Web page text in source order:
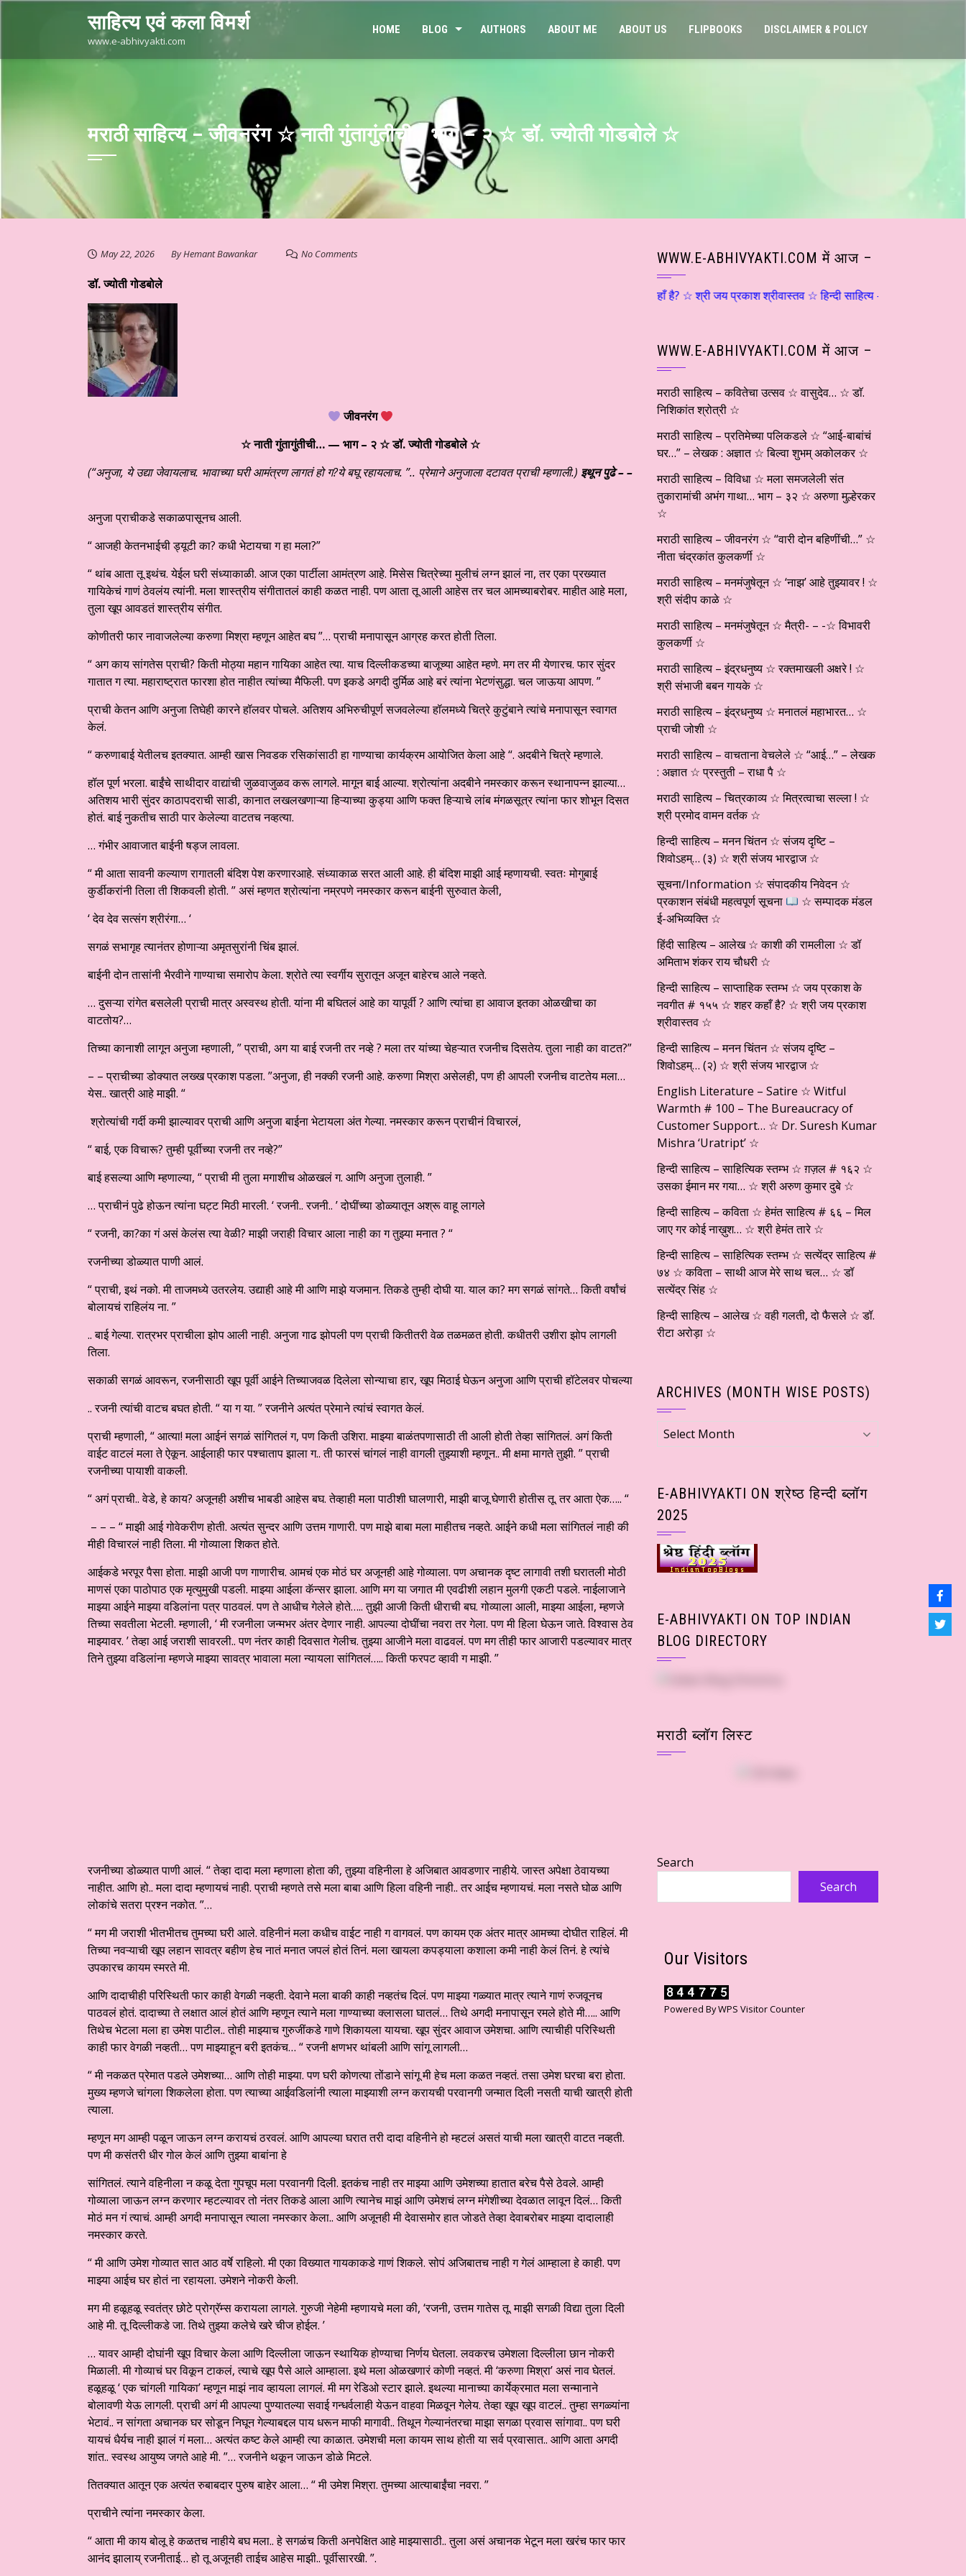
साहित्य एवं कला विमर्श
www.e-abhivyakti.com
HOME BLOG AUTHORS ABOUT ME ABOUT US FLIPBOOKS DISCLAIMER & POLICY
मराठी साहित्य – जीवनरंग ☆ नाती गुंतागुंतीची… भाग – २ ☆ डॉ. ज्योती गोडबोले ☆
May 22, 2026 ByHemant Bawankar No Comments
डॉ. ज्योती गोडबोले
जीवनरंग
☆ नाती गुंतागुंतीची… — भाग – २ ☆ डॉ. ज्योती गोडबोले☆
(“अनुजा, ये उद्या जेवायलाच. भावाच्या घरी आमंत्रण लागतं हो ग?ये बघू रहायलाच. ”.. प्रेमाने अनुजाला दटावत प्राची म्हणाली.) इथून पुढे – –
अनुजा प्राचीकडे सकाळपासूनच आली.
“ आजही केतनभाईची ड्यूटी का? कधी भेटायचा ग हा मला?”
“ थांब आता तू इथंच. येईल घरी संध्याकाळी. आज एका पार्टीला आमंत्रण आहे. मिसेस चित्रेच्या मुलीचं लग्न झालं ना, तर एका प्रख्यात
गायिकेचं गाणं ठेवलंय त्यांनी. मला शास्त्रीय संगीतातलं काही कळत नाही. पण आता तू आली आहेस तर चल आमच्याबरोबर. माहीत आहे मला,
तुला खूप आवडतं शास्त्रीय संगीत.
कोणीतरी फार नावाजलेल्या करुणा मिश्रा म्हणून आहेत बघ ”… प्राची मनापासून आग्रह करत होती तिला.
“ अग काय सांगतेस प्राची? किती मोठ्या महान गायिका आहेत त्या. याच दिल्लीकडच्या बाजूच्या आहेत म्हणे. मग तर मी येणारच. फार सुंदर
गातात ग त्या. महाराष्ट्रात फारशा होत नाहीत त्यांच्या मैफिली. पण इकडे अगदी दुर्मिळ आहे बरं त्यांना भेटणंसुद्धा. चल जाऊया आपण. ”
प्राची केतन आणि अनुजा तिघेही कारने हॉलवर पोचले. अतिशय अभिरुचीपूर्ण सजवलेल्या हॉलमध्ये चित्रे कुटुंबाने त्यांचे मनापासून स्वागत
केलं.
“ करुणाबाई येतीलच इतक्यात. आम्ही खास निवडक रसिकांसाठी हा गाण्याचा कार्यक्रम आयोजित केला आहे “. अदबीने चित्रे म्हणाले.
हॉल पूर्ण भरला. बाईंचे साथीदार वाद्यांची जुळवाजुळव करू लागले. मागून बाई आल्या. श्रोत्यांना अदबीने नमस्कार करून स्थानापन्न झाल्या…
अतिशय भारी सुंदर काठापदराची साडी, कानात लखलखणाऱ्या हिऱ्याच्या कुड्या आणि फक्त हिऱ्याचे लांब मंगळसूत्र त्यांना फार शोभून दिसत
होतं. बाई नुकतीच साठी पार केलेल्या वाटतच नव्हत्या.
… गंभीर आवाजात बाईनी षड्ज लावला.
“ मी आता सावनी कल्याण रागातली बंदिश पेश करणारआहे. संध्याकाळ सरत आली आहे. ही बंदिश माझी आई म्हणायची. स्वतः मोगुबाई
कुर्डीकरांनी तिला ती शिकवली होती. ” असं म्हणत श्रोत्यांना नम्रपणे नमस्कार करून बाईनी सुरुवात केली,
‘ देव देव सत्संग श्रीरंगा… ‘
सगळं सभागृह त्यानंतर होणाऱ्या अमृतसुरांनी चिंब झालं.
बाईनी दोन तासांनी भैरवीने गाण्याचा समारोप केला. श्रोते त्या स्वर्गीय सुरातून अजून बाहेरच आले नव्हते.
… दुसऱ्या रांगेत बसलेली प्राची मात्र अस्वस्थ होती. यांना मी बघितलं आहे का यापूर्वी ? आणि त्यांचा हा आवाज इतका ओळखीचा का
वाटतोय?…
तिच्या कानाशी लागून अनुजा म्हणाली, ” प्राची, अग या बाई रजनी तर नव्हे ? मला तर यांच्या चेहऱ्यात रजनीच दिसतेय. तुला नाही का वाटत?”
– – प्राचीच्या डोक्यात लख्ख प्रकाश पडला. ”अनुजा, ही नक्की रजनी आहे. करुणा मिश्रा असेलही, पण ही आपली रजनीच वाटतेय मला…
येस.. खात्री आहे माझी. “
श्रोत्यांची गर्दी कमी झाल्यावर प्राची आणि अनुजा बाईना भेटायला अंत गेल्या. नमस्कार करून प्राचीनं विचारलं,
“ बाई, एक विचारू? तुम्ही पूर्वीच्या रजनी तर नव्हे?”
बाई हसल्या आणि म्हणाल्या, “ प्राची मी तुला मगाशीच ओळखलं ग. आणि अनुजा तुलाही. ”
… प्राचीनं पुढे होऊन त्यांना घट्ट मिठी मारली. ‘ रजनी.. रजनी.. ’ दोघींच्या डोळ्यातून अश्रू वाहू लागले
“ रजनी, का?का गं असं केलंस त्या वेळी? माझी जराही विचार आला नाही का ग तुझ्या मनात ? “
रजनीच्या डोळ्यात पाणी आलं.
“ प्राची, इथं नको. मी ताजमध्ये उतरलेय. उद्याही आहे मी आणि माझे यजमान. तिकडे तुम्ही दोघी या. याल का? मग सगळं सांगते… किती वर्षांचं
बोलायचं राहिलंय ना. ”
.. बाई गेल्या. रात्रभर प्राचीला झोप आली नाही. अनुजा गाढ झोपली पण प्राची कितीतरी वेळ तळमळत होती. कधीतरी उशीरा झोप लागली
तिला.
सकाळी सगळं आवरून, रजनीसाठी खूप पूर्वी आईने तिच्याजवळ दिलेला सोन्याचा हार, खूप मिठाई घेऊन अनुजा आणि प्राची हॉटेलवर पोचल्या
.. रजनी त्यांची वाटच बघत होती. “ या ग या. ” रजनीने अत्यंत प्रेमाने त्यांचं स्वागत केलं.
प्राची म्हणाली, “ आत्या! मला आईनं सगळं सांगितलं ग, पण किती उशिरा. माझ्या बाळंतपणासाठी ती आली होती तेव्हा सांगितलं. अगं किती
वाईट वाटलं मला ते ऐकून. आईलाही फार पश्चाताप झाला ग.. ती फारसं चांगलं नाही वागली तुझ्याशी म्हणून.. मी क्षमा मागते तुझी. ” प्राची
रजनीच्या पायाशी वाकली.
“ अगं प्राची.. वेडे, हे काय? अजूनही अशीच भाबडी आहेस बघ. तेव्हाही मला पाठीशी घालणारी, माझी बाजू घेणारी होतीस तू. तर आता ऐक….. “
– – – “ माझी आई गोवेकरीण होती. अत्यंत सुन्दर आणि उत्तम गाणारी. पण माझे बाबा मला माहीतच नव्हते. आईने कधी मला सांगितलं नाही की
मीही विचारलं नाही तिला. मी गोव्याला शिकत होते.
आईकडे भरपूर पैसा होता. माझी आजी पण गाणारीच. आमचं एक मोठं घर अजूनही आहे गोव्याला. पण अचानक दृष्ट लागावी तशी घरातली मोठी
माणसं एका पाठोपाठ एक मृत्युमुखी पडली. माझ्या आईला कॅन्सर झाला. आणि मग या जगात मी एवढीशी लहान मुलगी एकटी पडले. नाईलाजाने
माझ्या आईने माझ्या वडिलांना पत्र पाठवलं. पण ते आधीच गेलेले होते….. तुझी आजी किती धीराची बघ. गोव्याला आली, माझ्या आईला, म्हणजे
तिच्या सवतीला भेटली. म्हणाली, ‘ मी रजनीला जन्मभर अंतर देणार नाही. आपल्या दोघींचा नवरा तर गेला. पण मी हिला घेऊन जाते. विश्वास ठेव
माझ्यावर. ’ तेव्हा आई जराशी सावरली.. पण नंतर काही दिवसात गेलीच. तुझ्या आजीने मला वाढवलं. पण मग तीही फार आजारी पडल्यावर मात्र
तिने तुझ्या वडिलांना म्हणजे माझ्या सावत्र भावाला मला न्यायला सांगितलं….. किती फरपट व्हावी ग माझी. ”
रजनीच्या डोळ्यात पाणी आलं. “ तेव्हा दादा मला म्हणाला होता की, तुझ्या वहिनीला हे अजिबात आवडणार नाहीये. जास्त अपेक्षा ठेवायच्या
नाहीत. आणि हो.. मला दादा म्हणायचं नाही. प्राची म्हणते तसे मला बाबा आणि हिला वहिनी नाही.. तर आईच म्हणायचं. मला नसते घोळ आणि
लोकांचे सतरा प्रश्न नकोत. ”…
“ मग मी जराशी भीतभीतच तुमच्या घरी आले. वहिनीनं मला कधीच वाईट नाही ग वागवलं. पण कायम एक अंतर मात्र आमच्या दोघीत राहिलं. मी
तिच्या नवऱ्याची खूप लहान सावत्र बहीण हेच नातं मनात जपलं होतं तिनं. मला खायला कपड्याला कशाला कमी नाही केलं तिनं. हे त्यांचे
उपकारच कायम स्मरते मी.
आणि दादाचीही परिस्थिती फार काही वेगळी नव्हती. देवाने मला बाकी काही नव्हतंच दिलं. पणमाझ्या गळ्यात मात्र त्याने गाणं रुजवूनच
पाठवलं होतं. दादाच्या ते लक्षात आलं होतं आणि म्हणून त्याने मला गाण्याच्या क्लासला घातलं… तिथे अगदी मनापासून रमले होते मी….. आणि
तिथेच भेटला मला हा उमेश पाटील.. तोही माझ्याच गुरुजींकडे गाणे शिकायला यायचा. खूप सुंदर आवाज उमेशचा. आणि त्याचीही परिस्थिती
काही फार वेगळी नव्हती… पण माझ्याहून बरी इतकंच… “ रजनी क्षणभर थांबली आणि सांगू लागली…
“ मी नकळत प्रेमात पडले उमेशच्या… आणि तोही माझ्या. पण घरी कोणत्या तोंडाने सांगू मी हेच मला कळत नव्हतं. तसा उमेश घरचा बरा होता.
मुख्य म्हणजे चांगला शिकलेला होता. पण त्याच्या आईवडिलांनी त्याला माझ्याशी लग्न करायची परवानगी जन्मात दिली नसती याची खात्री होती
त्याला.
म्हणून मग आम्ही पळून जाऊन लग्न करायचं ठरवलं. आणि आपल्या घरात तरी दादा वहिनीने हो म्हटलं असतं याची मला खात्री वाटत नव्हती.
पण मी कसंतरी धीर गोल केलं आणि तुझ्या बाबांना हे
सांगितलं. त्याने वहिनीला न कळू देता गुपचूप मला परवानगी दिली. इतकंच नाही तर माझ्या आणि उमेशच्या हातात बरेच पैसे ठेवले. आम्ही
गोव्याला जाऊन लग्न करणार म्हटल्यावर तो नंतर तिकडे आला आणि त्यानेच माझं आणि उमेशचं लग्न मंगेशीच्या देवळात लावून दिलं… किती
मोठं मन गं त्याचं. आम्ही अगदी मनापासून त्याला नमस्कार केला.. आणि अजूनही मी देवासमोर हात जोडते तेव्हा देवाबरोबर माझ्या दादालाही
नमस्कार करते.
“ मी आणि उमेश गोव्यात सात आठ वर्षे राहिलो. मी एका विख्यात गायकाकडे गाणं शिकले. सोपं अजिबातच नाही ग गेलं आम्हाला हे काही. पण
माझ्या आईच घर होतं ना रहायला. उमेशने नोकरी केली.
मग मी हळूहळू स्वतंत्र छोटे प्रोग्रॅम्स करायला लागले. गुरुजी नेहेमी म्हणायचे मला की, ‘रजनी, उत्तम गातेस तू. माझी सगळी विद्या तुला दिली
आहे मी. तू दिल्लीकडे जा. तिथे तुझ्या कलेचे खरे चीज होईल. ’
… यावर आम्ही दोघांनी खूप विचार केला आणि दिल्लीला जाऊन स्थायिक होण्याचा निर्णय घेतला. लवकरच उमेशला दिल्लीला छान नोकरी
मिळाली. मी गोव्याचं घर विकून टाकलं, त्याचे खूप पैसे आले आम्हाला. इथे मला ओळखणारं कोणी नव्हतं. मी ‘करुणा मिश्रा’ असं नाव घेतलं.
हळूहळू ‘ एक चांगली गायिका’ म्हणून माझं नाव व्हायला लागलं. मी मग रेडिओ स्टार झाले. इथल्या मानाच्या कार्येक्रमात मला सन्मानाने
बोलावणी येऊ लागली. प्राची अगं मी आपल्या पुण्यातल्या सवाई गन्धर्वलाही येऊन वाहवा मिळवून गेलेय. तेव्हा खूप खूप वाटलं.. तुम्हा सगळ्यांना
भेटावं.. न सांगता अचानक घर सोडून निघून गेल्याबद्दल पाय धरून माफी मागावी.. तिथून गेल्यानंतरचा माझा सगळा प्रवास सांगावा.. पण घरी
यायचं धैर्यच नाही झालं गं मला… अत्यंत कष्ट केले आम्ही त्या काळात. उमेशची मला कायम साथ होती या सर्व प्रवासात.. आणि आता अगदी
शांत.. स्वस्थ आयुष्य जगते आहे मी. ”… रजनीने थकून जाऊन डोळे मिटले.
तितक्यात आतून एक अत्यंत रुबाबदार पुरुष बाहेर आला… “ मी उमेश मिश्रा. तुमच्या आत्याबाईंचा नवरा. ”
प्राचीने त्यांना नमस्कार केला.
“ आता मी काय बोलू हे कळतच नाहीये बघ मला.. हे सगळंच किती अनपेक्षित आहे माझ्यासाठी.. तुला असं अचानक भेटून मला खरंच फार फार
आनंद झालाय् रजनीताई… हो तू अजूनही ताईच आहेस माझी.. पूर्वीसारखी. ”.
WWW.E-ABHIVYAKTI.COM में आज –
साहित्य – आलेख ☆ काशी की रामलीला ☆ डॉ अमिताभ शंकर राय चौधरी ☆ हिन्दी साहित्य – साप्ताहिक स्तम्भ ☆ जय प्रकाश के नवगीत # १५५ ☆ शहर कहाँ है? ☆ श्री जय प्रकाश श्रीवास्तव ☆ हिन्दी साहित्य – मनन चिंतन ☆ संजय
WWW.E-ABHIVYAKTI.COM में आज –
मराठी साहित्य – कवितेचा उत्सव ☆ वासुदेव… ☆ डाॅ.
निशिकांत श्रोत्री ☆
मराठी साहित्य – प्रतिमेच्या पलिकडले ☆ “आई-बाबांचं
घर…” – लेखक : अज्ञात ☆ बिल्वा शुभम् अकोलकर ☆
मराठी साहित्य – विविधा ☆ मला समजलेली संत
तुकारामांची अभंग गाथा… भाग – ३२ ☆ अरुणा मुल्हेरकर
☆
मराठी साहित्य – जीवनरंग ☆ “वारी दोन बहिणींची…” ☆
नीता चंद्रकांत कुलकर्णी ☆
मराठी साहित्य – मनमंजुषेतून ☆ ‘नाझ’ आहे तुझ्यावर ! ☆
श्री संदीप काळे ☆
मराठी साहित्य – मनमंजुषेतून ☆ मैत्री- – -☆ विभावरी
कुलकर्णी ☆
मराठी साहित्य – इंद्रधनुष्य ☆ रक्तमाखली अक्षरे ! ☆
श्री संभाजी बबन गायके ☆
मराठी साहित्य – इंद्रधनुष्य ☆ मनातलं महाभारत… ☆
प्राची जोशी ☆
मराठी साहित्य – वाचताना वेचलेले ☆ “आई…” – लेखक
: अज्ञात ☆ प्रस्तुती – राधा पै ☆
मराठी साहित्य – चित्रकाव्य ☆ मित्रत्वाचा सल्ला ! ☆
श्री प्रमोद वामन वर्तक ☆
हिन्दी साहित्य – मनन चिंतन ☆ संजय दृष्टि –
शिवोऽहम्… (३) ☆ श्री संजय भारद्वाज ☆
सूचना/Information ☆ संपादकीय निवेदन ☆
प्रकाशन संबंधी महत्वपूर्ण सूचना
☆ सम्पादक मंडल
ई-अभिव्यक्ति ☆
हिंदी साहित्य – आलेख ☆ काशी की रामलीला ☆ डॉ
अमिताभ शंकर राय चौधरी ☆
हिन्दी साहित्य – साप्ताहिक स्तम्भ ☆ जय प्रकाश के
नवगीत # १५५ ☆ शहर कहाँ है? ☆ श्री जय प्रकाश
श्रीवास्तव ☆
हिन्दी साहित्य – मनन चिंतन ☆ संजय दृष्टि –
शिवोऽहम्… (२) ☆ श्री संजय भारद्वाज ☆
English Literature – Satire ☆ Witful
Warmth # 100 – The Bureaucracy of
Customer Support… ☆ Dr. Suresh Kumar
Mishra ‘Uratript’ ☆
हिन्दी साहित्य – साहित्यिक स्तम्भ ☆ ग़ज़ल # १६२ ☆
उसका ईमान मर गया… ☆ श्री अरुण कुमार दुबे ☆
हिन्दी साहित्य – कविता ☆ हेमंत साहित्य # ६६ – मिल
जाए गर कोई नाख़ुश… ☆ श्री हेमंत तारे ☆
हिन्दी साहित्य – साहित्यिक स्तम्भ ☆ सत्येंद्र साहित्य #
७४ ☆ कविता – साथी आज मेरे साथ चल… ☆ डॉ
सत्येंद्र सिंह ☆
हिन्दी साहित्य – आलेख ☆ वही गलती, दो फैसले ☆ डॉ.
रीटा अरोड़ा ☆
ARCHIVES (MONTH WISE POSTS)
Archives
(Month
E-ABHIVYAKTI ON श्रेष्ठ हिन्दी ब्लॉग
2025
E-ABHIVYAKTI ON TOP INDIAN
BLOG DIRECTORY
मराठी ब्लॉग लिस्ट
Search
Search
Our Visitors
Powered ByWPS Visitor Counter